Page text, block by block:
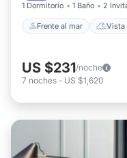
1 Dormitorio 1 Baño 2
Frente al mar Vista
US $231/noche
7 noches - US $1,620